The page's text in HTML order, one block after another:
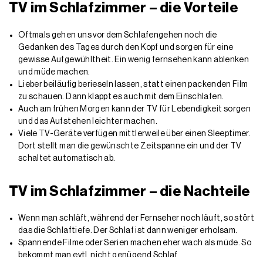
TV im Schlafzimmer – die Vorteile
Oftmals gehen uns vor dem Schlafengehen noch die
Gedanken des Tages durch den Kopf und sorgen für eine
gewisse Aufgewühltheit. Ein wenig fernsehen kann ablenken
und müde machen.
Lieber beiläufig berieseln lassen, statt einen packenden Film
zu schauen. Dann klappt es auch mit dem Einschlafen.
Auch am frühen Morgen kann der TV für Lebendigkeit sorgen
und das Aufstehen leichter machen.
Viele TV-Geräte verfügen mittlerweile über einen Sleeptimer.
Dort stellt man die gewünschte Zeitspanne ein und der TV
schaltet automatisch ab.
TV im Schlafzimmer – die Nachteile
Wenn man schläft, während der Fernseher noch läuft, so stört
das die Schlaftiefe. Der Schlaf ist dann weniger erholsam.
Spannende Filme oder Serien machen eher wach als müde. So
bekommt man evtl. nicht genügend Schlaf.